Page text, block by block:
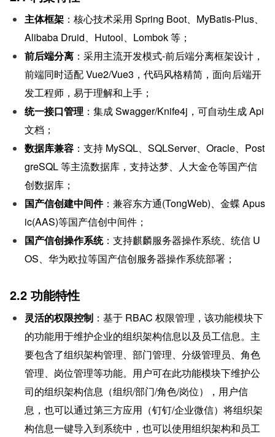
主体框架 ：核心技术采用 Spring Boot、MyBatis-Plus、
Alibaba Druid、Hutool、Lombok 等；
前后端分离 ：采用主流开发模式-前后端分离框架设计，
前端同时适配 Vue2/Vue3，代码风格精简，面向后端开
发工程师，易于理解和上手；
统一接口管理 ：集成 Swagger/Knife4j，可自动生成 Api
文档；
数据库兼容 ：支持 MySQL、SQLServer、Oracle、Post
greSQL 等主流数据库，支持达梦、人大金仓等国产信
创数据库；
国产信创建中间件：兼容东方通(TongWeb)、金蝶 Apus
ic(AAS)等国产信创中间件；
国产信创操作系统：支持麒麟服务器操作系统、统信 U
OS、华为欧拉等国产信创服务器操作系统部署；
2.2 功能特性
灵活的权限控制 ：基于 RBAC 权限管理，该功能模块下
的功能用于维护企业的组织架构信息以及员工信息。主
要包含了组织架构管理、部门管理、分级管理员、角色
管理、岗位管理等功能。用户可在此功能模块下维护公
司的组织架构信息（组织/部门/角色/岗位），用户信
息，也可以通过第三方应用（钉钉/企业微信）将组织架
构信息一键导入到系统中，也可以使用组织架构和员工